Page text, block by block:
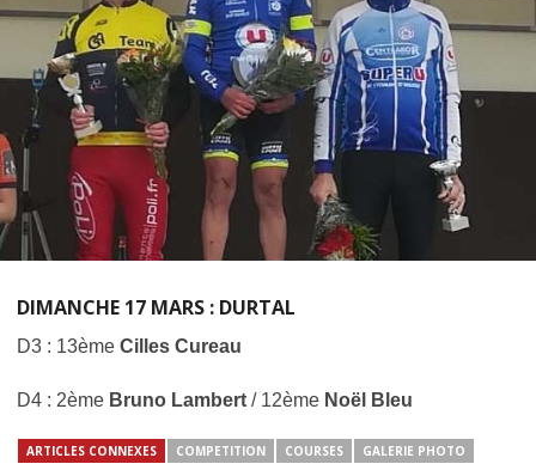
DIMANCHE 17 MARS : DURTAL
D3 : 13ème Cilles Cureau
D4 : 2ème Bruno Lambert / 12ème Noël Bleu
ARTICLES CONNEXES COMPETITION COURSES GALERIE PHOTO